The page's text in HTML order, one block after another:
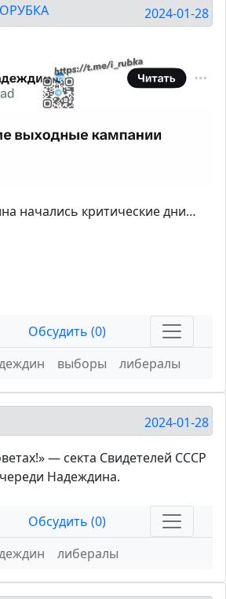
2024-01-28
начались критические дни…
Обсудить (0)
выборы либералы
2024-01-28
— секта Свидетелей СССР
Надеждина.
Обсудить (0)
либералы